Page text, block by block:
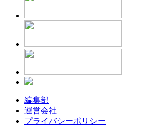
編集部
運営会社
プライバシーポリシー